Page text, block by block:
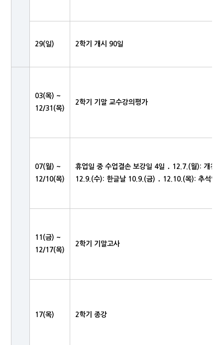
29(일) 2학기 개시 90일
03(목) ~
12/31(목)
2학기 기말 교수강의평가
07(월) ~
12/10(목)
휴업일 중 수업결손 보강일 4일 ․ 12.7.(월): 개
12.9.(수): 한글날 10.9.(금) ․ 12.10.(목): 추석연
11(금) ~
12/17(목)
2학기 기말고사
17(목) 2학기 종강